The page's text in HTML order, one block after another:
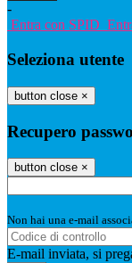
-
Entra con SPID
Seleziona utente
button close ×
Recupero
button close ×
Non hai una e-mail
E-mail inviata, si